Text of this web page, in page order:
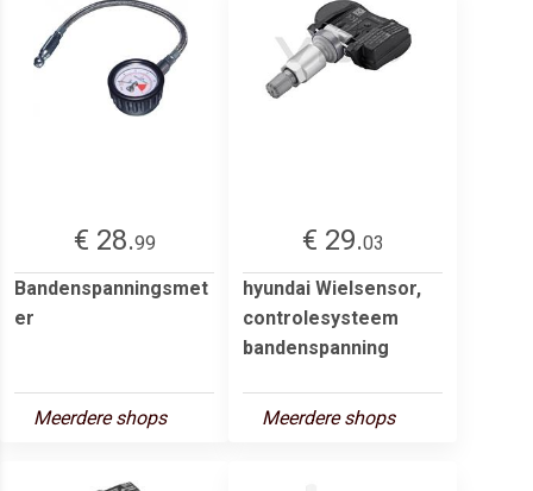
€ 28.99
Bandenspanningsmet
er
Meerdere shops
€ 29.03
hyundai Wielsensor,
controlesysteem
bandenspanning
Meerdere shops